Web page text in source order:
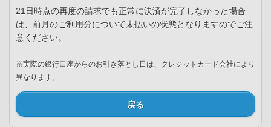
21日時点の再度の請求でも正常に決済が完了しなかった場合
は、前月のご利用分について未払いの状態となりますのでご注
意ください。
※実際の銀行口座からのお引き落とし日は、クレジットカード会社により
異なります。
戻る